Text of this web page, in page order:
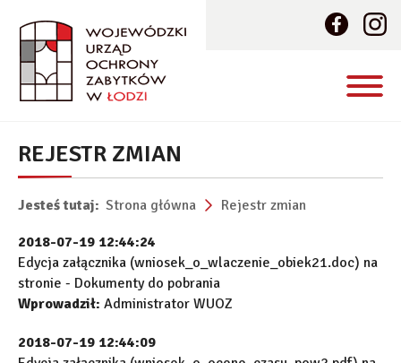
REJESTR ZMIAN
Jesteś tutaj: Strona główna Rejestr zmian
2018-07-19 12:44:24
Edycja załącznika (wniosek_o_wlaczenie_obiek21.doc) na
stronie - Dokumenty do pobrania
Wprowadził: Administrator WUOZ
2018-07-19 12:44:09